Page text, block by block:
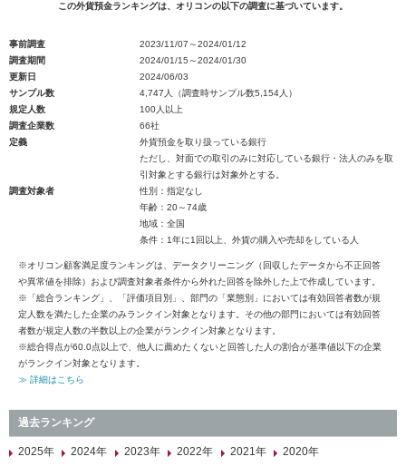
この外貨預金ランキングは、オリコンの以下の調査に基づいています。
事前調査
2023/11/07～2024/01/12
調査期間
2024/01/15～2024/01/30
更新日
2024/06/03
サンプル数
4,747人（調査時サンプル数5,154人）
規定人数
100人以上
調査企業数
66社
定義
外貨預金を取り扱っている銀行
ただし、対面での取引のみに対応している銀行・法人のみを取
引対象とする銀行は対象外とする。
調査対象者
性別：指定なし
年齢：20～74歳
地域：全国
条件：1年に1回以上、外貨の購入や売却をしている人
※オリコン顧客満足度ランキングは、データクリーニング（回収したデータから不正回答
や異常値を排除）および調査対象者条件から外れた回答を除外した上で作成しています。
※「総合ランキング」、「評価項目別」、部門の「業態別」においては有効回答者数が規
定人数を満たした企業のみランクイン対象となります。その他の部門においては有効回答
者数が規定人数の半数以上の企業がランクイン対象となります。
※総合得点が60.0点以上で、他人に薦めたくないと回答した人の割合が基準値以下の企業
がランクイン対象となります。
≫ 詳細はこちら
過去ランキング
2025年 2024年 2023年 2022年 2021年 2020年